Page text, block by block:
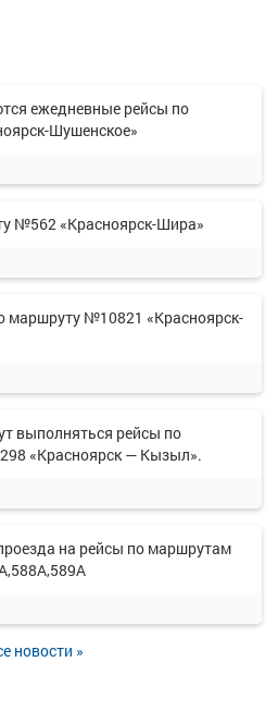
ежедневные рейсы по
Шушенское»
№562 «Красноярск-Шира»
маршруту №10821 «Красноярск-
выполняться рейсы по
«Красноярск — Кызыл».
на рейсы по маршрутам
новости »